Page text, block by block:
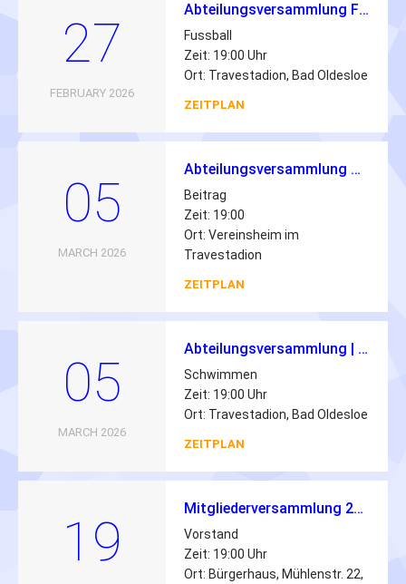
27
FEBRUARY 2026
Abteilungsversammlung Fussball 2026
Fussball
Zeit: 19:00 Uhr
Ort: Travestadion, Bad Oldesloe
ZEITPLAN
05
MARCH 2026
Abteilungsversammlung Schwimmen 2026
Beitrag
Zeit: 19:00
Ort: Vereinsheim im
Travestadion
ZEITPLAN
05
MARCH 2026
Abteilungsversammlung | 05.03.2026 | 19:00 Uhr
Schwimmen
Zeit: 19:00 Uhr
Ort: Travestadion, Bad Oldesloe
ZEITPLAN
19
Mitgliederversammlung 2026
Vorstand
Zeit: 19:00 Uhr
Ort: Bürgerhaus, Mühlenstr. 22,